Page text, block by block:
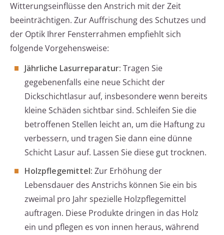
Witterungseinflüsse den Anstrich mit der Zeit
beeinträchtigen. Zur Auffrischung des Schutzes und
der Optik Ihrer Fensterrahmen empfiehlt sich
folgende Vorgehensweise:
Jährliche Lasurreparatur: Tragen Sie
gegebenenfalls eine neue Schicht der
Dickschichtlasur auf, insbesondere wenn bereits
kleine Schäden sichtbar sind. Schleifen Sie die
betroffenen Stellen leicht an, um die Haftung zu
verbessern, und tragen Sie dann eine dünne
Schicht Lasur auf. Lassen Sie diese gut trocknen.
Holzpflegemittel: Zur Erhöhung der
Lebensdauer des Anstrichs können Sie ein bis
zweimal pro Jahr spezielle Holzpflegemittel
auftragen. Diese Produkte dringen in das Holz
ein und pflegen es von innen heraus, während